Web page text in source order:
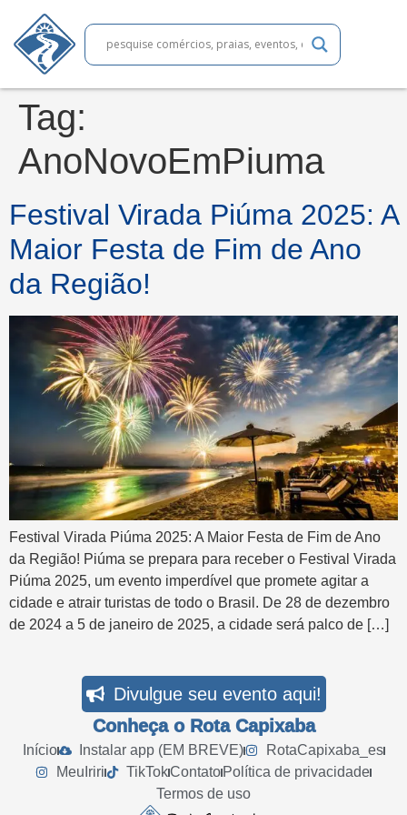
Tag:
AnoNovoEmPiuma
Festival Virada Piúma 2025: A
Maior Festa de Fim de Ano
da Região!
Festival Virada Piúma 2025: A Maior Festa de Fim de Ano
da Região! Piúma se prepara para receber o Festival Virada
Piúma 2025, um evento imperdível que promete agitar a
cidade e atrair turistas de todo o Brasil. De 28 de dezembro
de 2024 a 5 de janeiro de 2025, a cidade será palco de […]
Divulgue seu evento aqui!
Conheça o Rota Capixaba
Início Instalar app (EM BREVE)
RotaCapixaba_es
MeuIriri
TikTokContato Política de privacidade
Termos de uso